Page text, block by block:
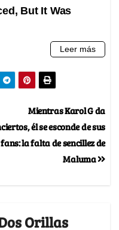
Mientras Karol G da
él se esconde de sus
fans: la falta de sencillez de
Maluma
Orillas